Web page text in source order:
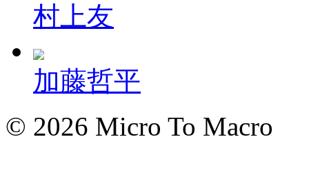
村上友
加藤哲平
© 2026 Micro To Macro